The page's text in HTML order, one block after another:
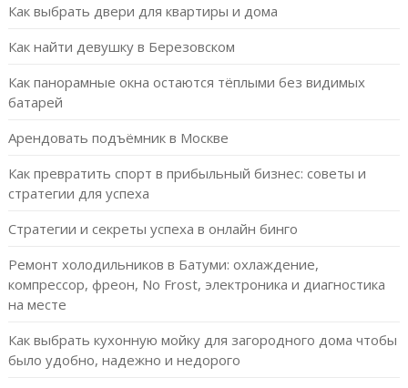
Как выбрать двери для квартиры и дома
Как найти девушку в Березовском
Как панорамные окна остаются тёплыми без видимых
батарей
Арендовать подъёмник в Москве
Как превратить спорт в прибыльный бизнес: советы и
стратегии для успеха
Стратегии и секреты успеха в онлайн бинго
Ремонт холодильников в Батуми: охлаждение,
компрессор, фреон, No Frost, электроника и диагностика
на месте
Как выбрать кухонную мойку для загородного дома чтобы
было удобно, надежно и недорого